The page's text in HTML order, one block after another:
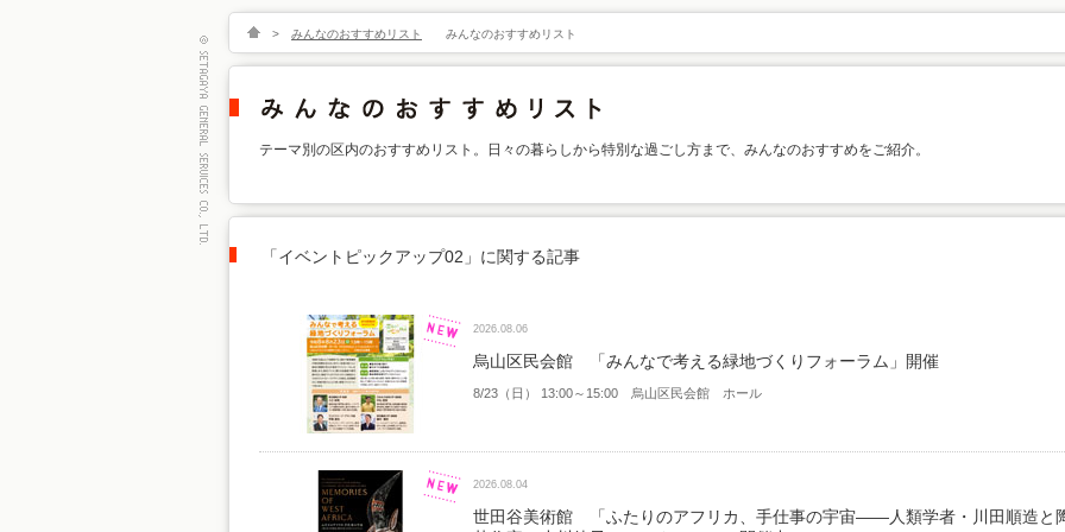
> みんなのおすすめリスト みんなのおすすめリスト
テーマ別の区内のおすすめリスト。日々の暮らしから特別な過ごし方まで、みんなのおすすめをご紹介。
「イベントピックアップ02」に関する記事
2026.08.06
烏山区民会館 「みんなで考える緑地づくりフォーラム」開催
8/23（日） 13:00～15:00 烏山区民会館 ホール
2026.08.04
世田谷美術館 「ふたりのアフリカ、手仕事の宇宙――人類学者・川田順造と